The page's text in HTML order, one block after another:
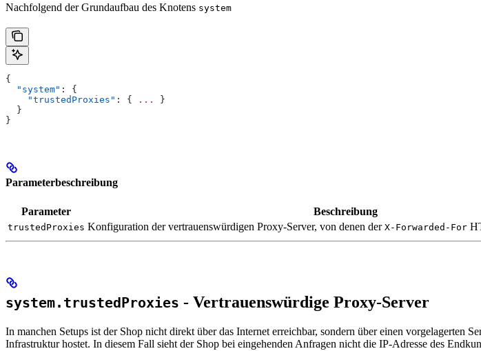
Nachfolgend der Grundaufbau des Knotens system
{
  "system"
: {
    "trustedProxies"
: { ...
}
  }
}
Parameterbeschreibung
Parameter Beschreibung
trustedProxies Konfiguration der vertrauenswürdigen Proxy-Server, von denen der X-Forwarded-For
system.trustedProxies - Vertrauenswürdige Proxy-Server
In manchen Setups ist der Shop nicht direkt über das Internet erreichbar, sondern über einen vorgelagerten
Infrastruktur hostet. In diesem Fall sieht der Shop bei eingehenden Anfragen nicht die IP-Adresse des